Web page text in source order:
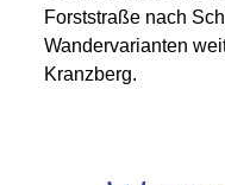
Forststraße nach
Wandervarianten
Kranzberg.